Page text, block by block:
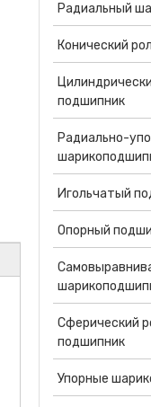
Радиальный
Конический
подшипник
Радиально-
Игольчатый
Опорный
Сферический
подшипник
Упорные